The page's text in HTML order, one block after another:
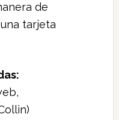
de
tarjeta